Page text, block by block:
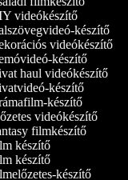
videókészítő
készítő
videókészítő
haul videókészítő
készítő
készítő
videókészítő
filmkészítő
készítő
készítő
készítő